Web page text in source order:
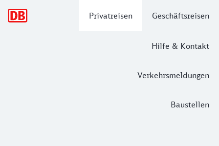
Privatreisen Geschäftsreisen
Hilfe & Kontakt
Verkehrsmeldungen
Baustellen